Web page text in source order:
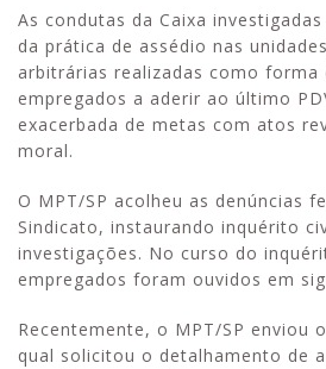
As condutas da Caixa
da prática de assédio nas
arbitrárias realizadas como forma
empregados a aderir ao último
exacerbada de metas com atos
moral.
O MPT/SP acolheu as denúncias
Sindicato, instaurando inquérito
investigações. No curso do
empregados foram ouvidos em
Recentemente, o MPT/SP enviou
qual solicitou o detalhamento de